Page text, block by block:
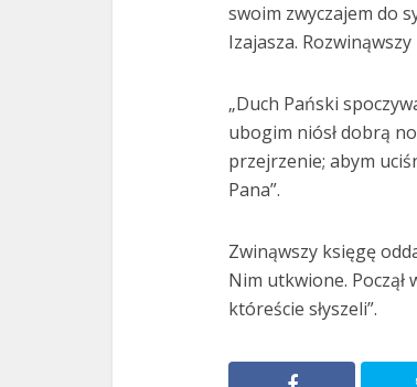
swoim zwyczajem do
Izajasza.
„Duch Pański
ubogim niósł dobrą
przejrzenie; abym
Pana”.
Zwinąwszy księgę
Nim utkwione. Począł
któreście słyszeli”.